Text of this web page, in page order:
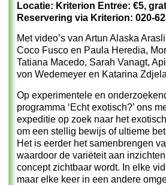
Locatie: Kriterion Entree: €5,
Reservering via Kriterion: 020-
Met video’s van Artun Alaska
Coco Fusco en Paula Heredia,
Tatiana Macedo, Sarah Vanagt,
von Wedemeyer en Katarina
Op experimentele en
programma ‘Echt exotisch?’ ons
expeditie op zoek naar het
om een stellig bewijs of ultieme
Het is eerder het samenbrengen
waardoor de variëteit aan
concept zichtbaar wordt. In elke
maar elke keer in een andere